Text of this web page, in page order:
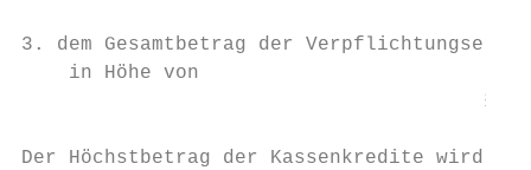
3. dem Gesamtbetrag der
in Höhe von
§2
Der Höchstbetrag der Kassenkredite